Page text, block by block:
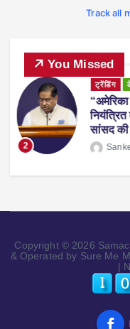
Track all
You Missed
का
होगी
Copyright © 2026
& Operated by Sure Me
|